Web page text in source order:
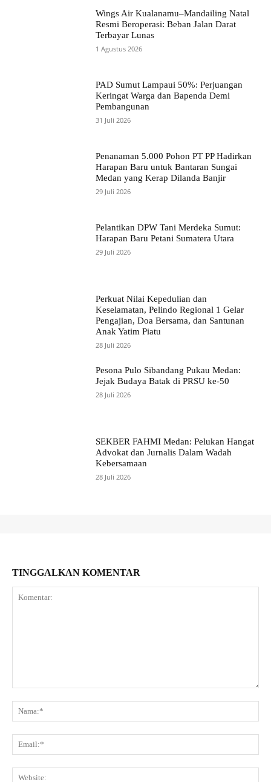
Wings Air Kualanamu–Mandailing Natal
Resmi Beroperasi: Beban Jalan Darat
Terbayar Lunas
1 Agustus 2026
PAD Sumut Lampaui 50%: Perjuangan
Keringat Warga dan Bapenda Demi
Pembangunan
31 Juli 2026
Penanaman 5.000 Pohon PT PP Hadirkan
Harapan Baru untuk Bantaran Sungai
Medan yang Kerap Dilanda Banjir
29 Juli 2026
Pelantikan DPW Tani Merdeka Sumut:
Harapan Baru Petani Sumatera Utara
29 Juli 2026
Perkuat Nilai Kepedulian dan
Keselamatan, Pelindo Regional 1 Gelar
Pengajian, Doa Bersama, dan Santunan
Anak Yatim Piatu
28 Juli 2026
Pesona Pulo Sibandang Pukau Medan:
Jejak Budaya Batak di PRSU ke-50
28 Juli 2026
SEKBER FAHMI Medan: Pelukan Hangat
Advokat dan Jurnalis Dalam Wadah
Kebersamaan
28 Juli 2026
TINGGALKAN KOMENTAR